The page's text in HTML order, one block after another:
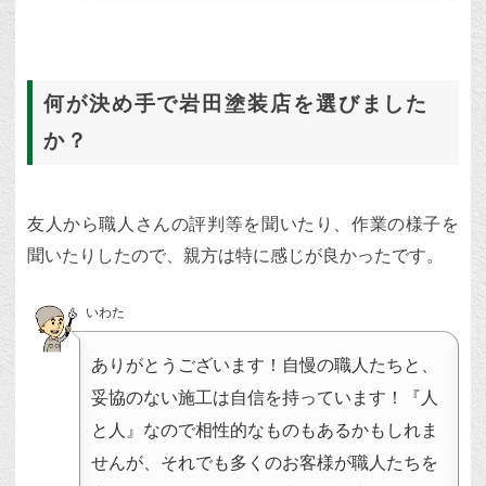
何が決め手で岩田塗装店を選びました
か？
友人から職人さんの評判等を聞いたり、作業の様子を
聞いたりしたので、親方は特に感じが良かったです。
いわた
ありがとうございます！自慢の職人たちと、
妥協のない施工は自信を持っています！『人
と人』なので相性的なものもあるかもしれま
せんが、それでも多くのお客様が職人たちを